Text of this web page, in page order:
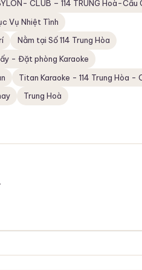
CLUB – 114 TRUNG Hoà-Cầu
Vụ Nhiệt Tình
Nằm tại Số 114 Trung Hòa
- Đặt phòng Karaoke
Titan Karaoke - 114 Trung Hòa -
Trung Hoà